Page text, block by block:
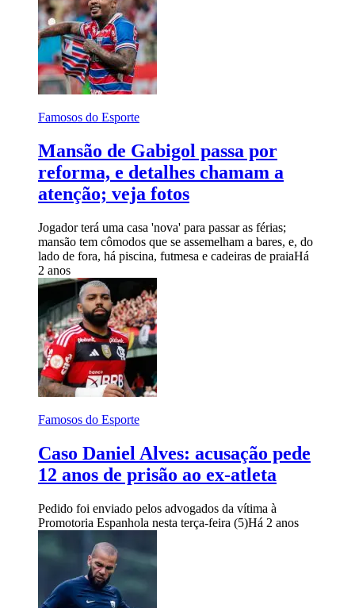
Famosos do Esporte
Mansão de Gabigol passa por
reforma, e detalhes chamam a
atenção; veja fotos
Jogador terá uma casa 'nova' para passar as férias;
mansão tem cômodos que se assemelham a bares, e, do
lado de fora, há piscina, futmesa e cadeiras de praiaHá
2 anos
Famosos do Esporte
Caso Daniel Alves: acusação pede
12 anos de prisão ao ex-atleta
Pedido foi enviado pelos advogados da vítima à
Promotoria Espanhola nesta terça-feira (5)Há 2 anos